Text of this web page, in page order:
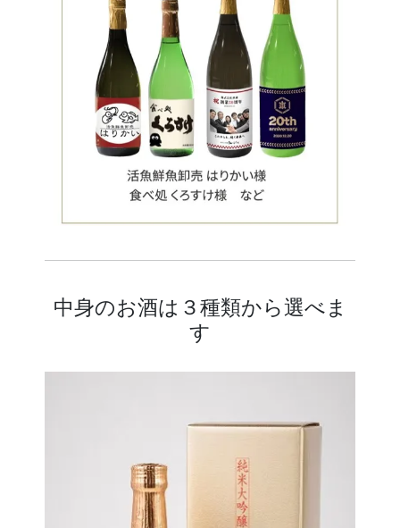
中身のお酒は３種類から選べま
す